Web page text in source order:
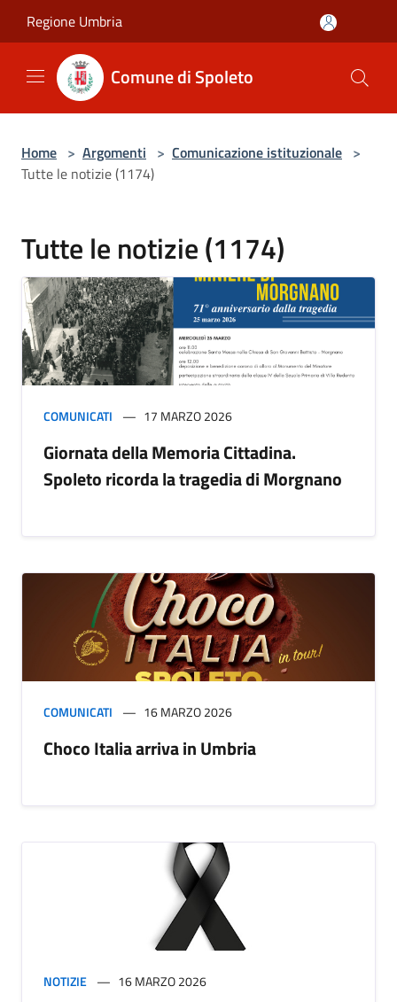
Regione Umbria
Comune di Spoleto
Home > Argomenti > Comunicazione istituzionale >
Tutte le notizie (1174)
Tutte le notizie (1174)
COMUNICATI 17 MARZO 2026
Giornata della Memoria Cittadina.
Spoleto ricorda la tragedia di Morgnano
COMUNICATI 16 MARZO 2026
Choco Italia arriva in Umbria
NOTIZIE 16 MARZO 2026